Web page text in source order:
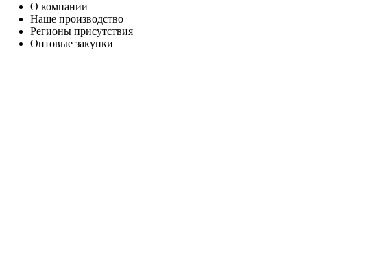
О компании
Наше производство
Регионы присутствия
Оптовые закупки